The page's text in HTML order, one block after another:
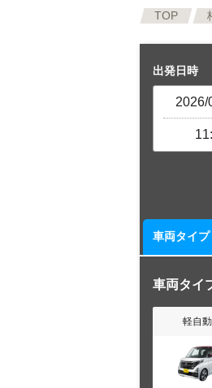
TOP
出発日時
車両タイプ
車両タイ
軽自